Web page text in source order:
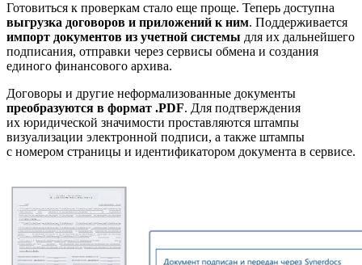
Готовиться к проверкам стало еще проще. Теперь доступна
выгрузка договоров и приложений к ним. Поддерживается
импорт документов из учетной системы для их дальнейшего
подписания, отправки через сервисы обмена и создания
единого финансового архива.
Договоры и другие неформализованные документы
преобразуются в формат .PDF. Для подтверждения
их юридической значимости проставляются штампы
визуализации электронной подписи, а также штампы
с номером страницы и идентификатором документа в сервисе.